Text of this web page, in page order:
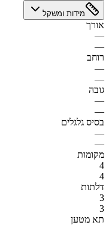
מידות ומשקל
אורך
—
—
רוחב
—
—
גובה
—
—
בסיס גלגלים
—
—
מקומות
4
4
דלתות
3
3
תא מטען